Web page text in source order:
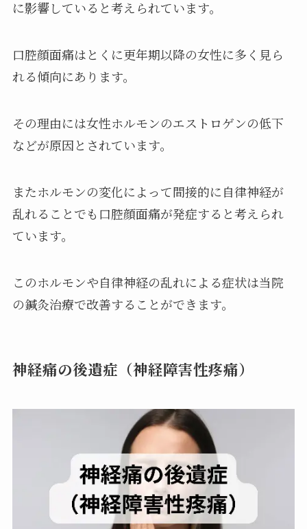
に影響していると考えられています。
口腔顔面痛はとくに更年期以降の女性に多く見ら
れる傾向にあります。
その理由には女性ホルモンのエストロゲンの低下
などが原因とされています。
またホルモンの変化によって間接的に自律神経が
乱れることでも口腔顔面痛が発症すると考えられ
ています。
このホルモンや自律神経の乱れによる症状は当院
の鍼灸治療で改善することができます。
神経痛の後遺症（神経障害性疼痛）